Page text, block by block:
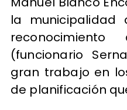
la municipalidad
(funcionario
gran trabajo en
de planificación